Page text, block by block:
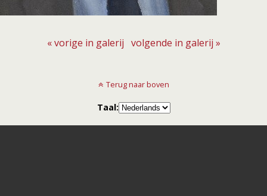
« vorige in galerij volgende in galerij »
Terug naar boven
Taal: